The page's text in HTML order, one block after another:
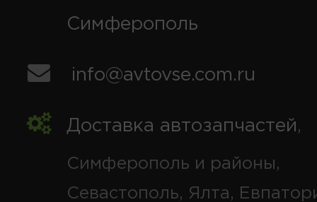
Симферополь
info@avtovse.com.ru
Доставка автозапчастей,
Симферополь и районы,
Севастополь, Ялта,